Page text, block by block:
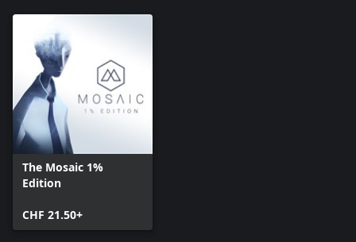
The Mosaic 1%
Edition
CHF 21.50+